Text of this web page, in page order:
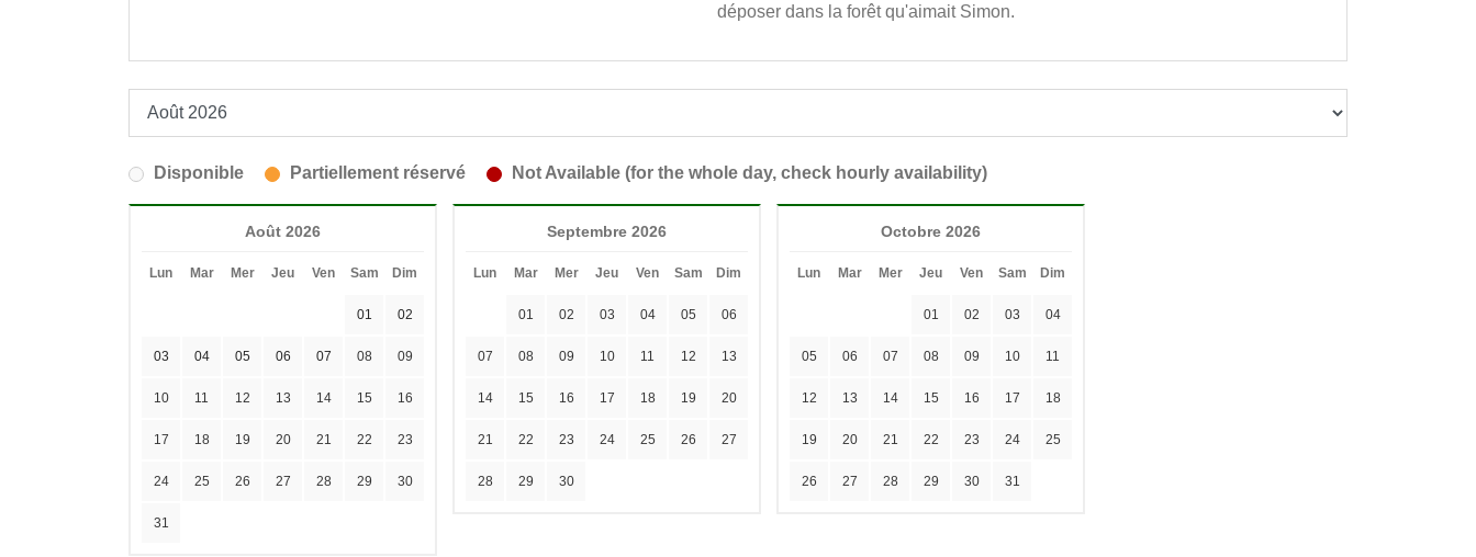
déposer dans la forêt qu'aimait Simon.
Disponible Partiellement réservé Not Available (for the whole day, check hourly availability)
Août 2026
Lun Mar Mer Jeu Ven Sam Dim
01 02
03 04 05 06 07 08 09
10 11 12 13 14 15 16
17 18 19 20 21 22 23
24 25 26 27 28 29 30
31
Septembre 2026
Lun Mar Mer Jeu Ven Sam Dim
01 02 03 04 05 06
07 08 09 10 11 12 13
14 15 16 17 18 19 20
21 22 23 24 25 26 27
28 29 30
Octobre 2026
Lun Mar Mer Jeu Ven Sam Dim
01 02 03 04
05 06 07 08 09 10 11
12 13 14 15 16 17 18
19 20 21 22 23 24 25
26 27 28 29 30 31